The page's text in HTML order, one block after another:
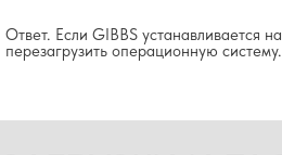
Ответ. Если GIBBS устанавливается
перезагрузить операционную систему.